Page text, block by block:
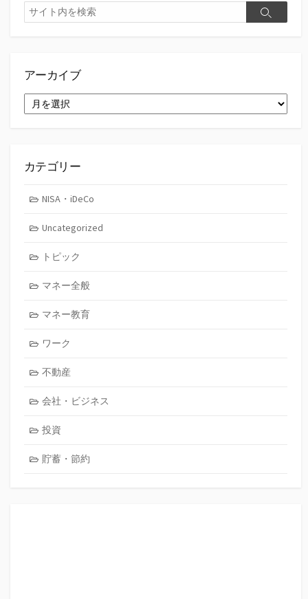
検
索
検
アーカイブ
ー
カテゴリー
NISA・iDeCo
Uncategorized
トピック
マネー全般
マネー教育
ワーク
不動産
会社・ビジネス
投資
貯蓄・節約